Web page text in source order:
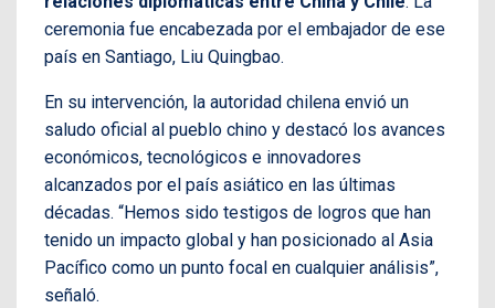
ceremonia fue encabezada por el embajador de ese
país en Santiago, Liu Quingbao.
En su intervención, la autoridad chilena envió un
saludo oficial al pueblo chino y destacó los avances
económicos, tecnológicos e innovadores
alcanzados por el país asiático en las últimas
décadas. “Hemos sido testigos de logros que han
tenido un impacto global y han posicionado al Asia
Pacífico como un punto focal en cualquier análisis”,
señaló.